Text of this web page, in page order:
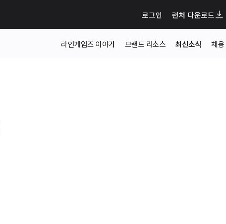
로그인 런처 다운로드
라인게임즈 이야기 브랜드 리소스 최신소식 채용